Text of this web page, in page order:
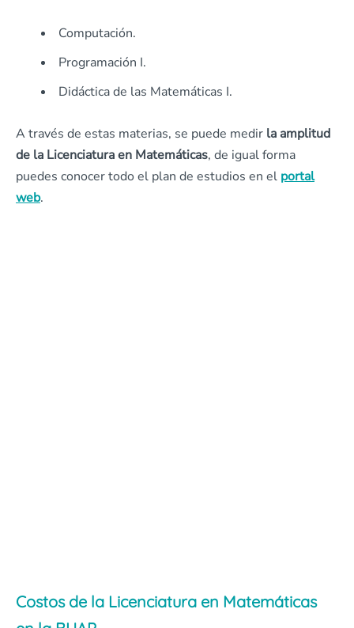
Computación.
Programación I.
Didáctica de las Matemáticas I.
A través de estas materias, se puede medir la amplitud
de la Licenciatura en Matemáticas, de igual forma
puedes conocer todo el plan de estudios en el portal
web.
Costos de la Licenciatura en Matemáticas